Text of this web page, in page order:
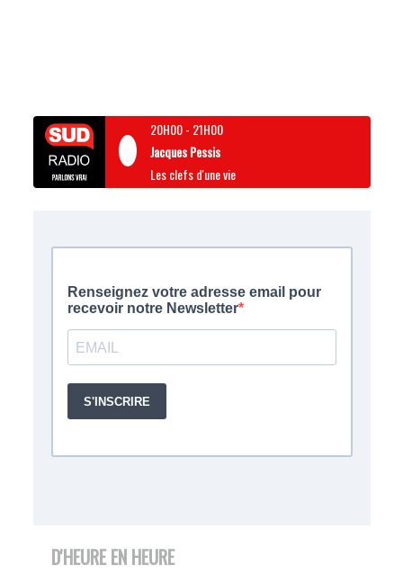
20H00- 21H00
Jacques Pessis
Les clefs d'une vie
D'HEURE EN HEURE